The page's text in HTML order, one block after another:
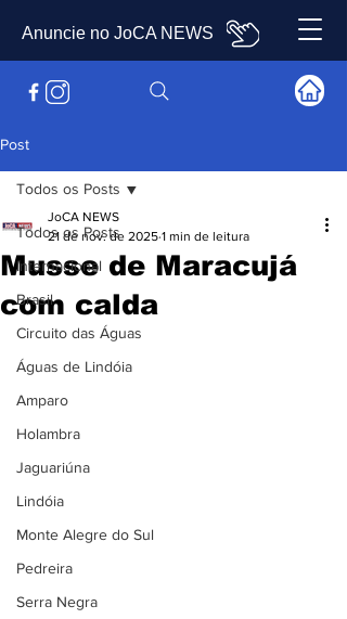
Anuncie no JoCA NEWS
Post
Todos os Posts
Internacional
Brasil
Circuito das Águas
Águas de Lindóia
Amparo
Holambra
Jaguariúna
Lindóia
Monte Alegre do Sul
Pedreira
Serra Negra
Todos os Posts
Musse de Maracujá
com calda
JoCA NEWS
21 de nov. de 2025 1 min de leitura